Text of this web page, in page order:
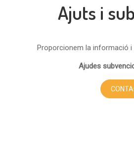
Ajuts i
Proporcionem la informació
Ajudes